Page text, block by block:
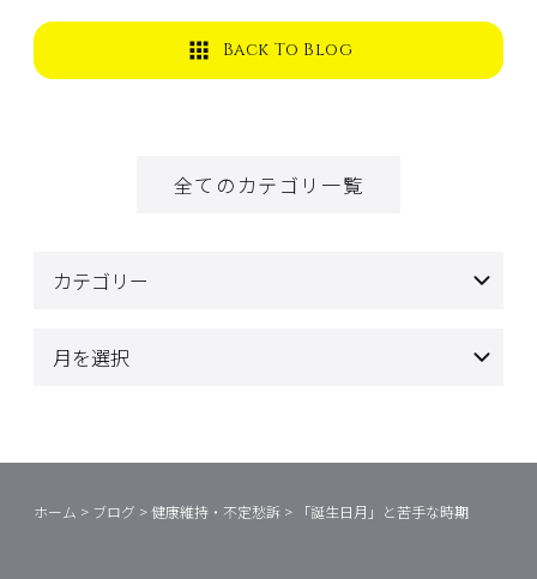
Back To Blog
全てのカテゴリ一覧
ホーム > ブログ >健康維持・不定愁訴 > 「誕生日月」と苦手な時期